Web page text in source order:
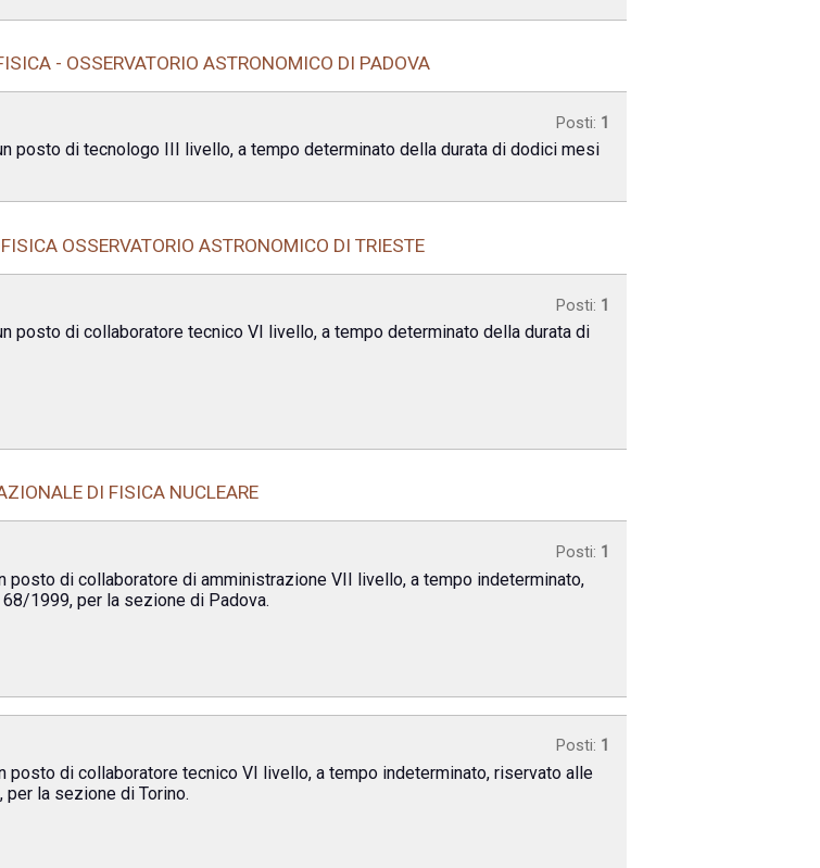
- OSSERVATORIO ASTRONOMICO DI PADOVA
Posti: 1
posto di tecnologo III livello, a tempo determinato della durata di dodici mesi
OSSERVATORIO ASTRONOMICO DI TRIESTE
Posti: 1
posto di collaboratore tecnico VI livello, a tempo determinato della durata di
DI FISICA NUCLEARE
Posti: 1
posto di collaboratore di amministrazione VII livello, a tempo indeterminato,
1999, per la sezione di Padova.
Posti: 1
posto di collaboratore tecnico VI livello, a tempo indeterminato, riservato alle
la sezione di Torino.